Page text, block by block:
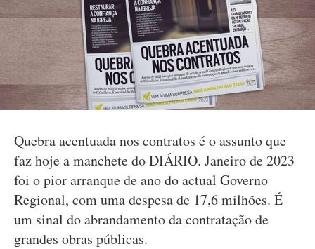
Quebra acentuada nos contratos é o assunto que
faz hoje a manchete do DIÁRIO. Janeiro de 2023
foi o pior arranque de ano do actual Governo
Regional, com uma despesa de 17,6 milhões. É
um sinal do abrandamento da contratação de
grandes obras públicas.